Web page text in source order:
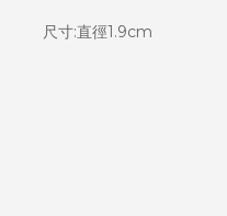
尺寸:直徑1.9cm